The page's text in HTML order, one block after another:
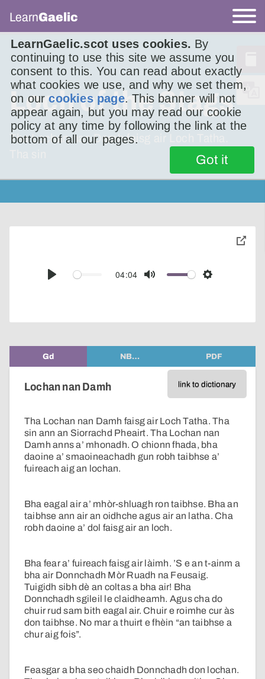
LearnGaelic.scot uses cookies. By
continuing to use this site we assume you
consent to this. You can read about exactly
what cookies we use, and why we set them,
on ourcookies page. This banner will not
appear again, but you may read our cookie
policy at any time by following the link at the
bottom of all our pages.
Got it
LearnGaelic
Loch of the Stags
Tha Lochan nan Damh faisg air Loch Tatha.
Play
04:04
Mute Settings
toggle
Gd NB… PDF
link to dictionary
Lochan nan Damh
Tha Lochan nan Damh faisg air Loch Tatha. Tha
sin ann an Siorrachd Pheairt. Tha Lochan nan
Damh anns a’ mhonadh. O chionn fhada, bha
daoine a’ smaoineachadh gun robh taibhse a’
fuireach aig an lochan.
Bha eagal air a’ mhòr-shluagh ron taibhse. Bha an
taibhse ann air an oidhche agus air an latha. Cha
robh daoine a’ dol faisg air an loch.
Bha fear a’ fuireach faisg air làimh. ’S e an t-ainm a
bha air Donnchadh Mòr Ruadh na Feusaig.
Tuigidh sibh dè an coltas a bha air! Bha
Donnchadh sgileil le claidheamh. Agus cha do
chuir rud sam bith eagal air. Chuir e roimhe cur às
don taibhse. No mar a thuirt e fhèin “an taibhse a
chur aig fois”.
Feasgar a bha seo chaidh Donnchadh don lochan.